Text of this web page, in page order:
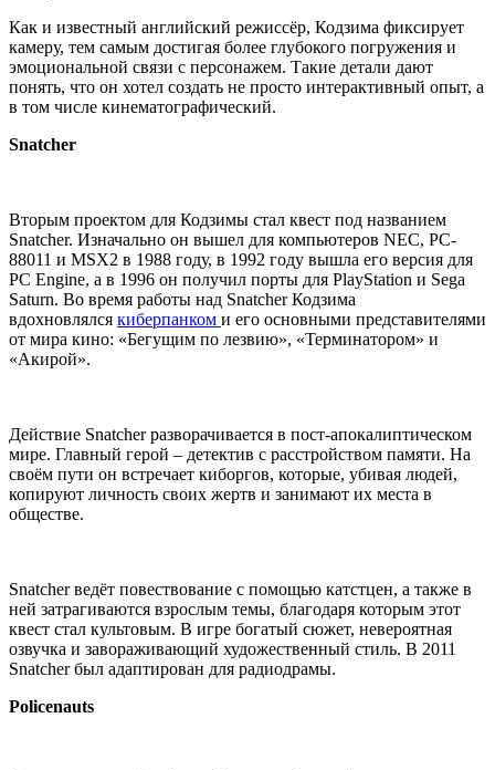
Как и известный английский режиссёр, Кодзима фиксирует
камеру, тем самым достигая более глубокого погружения и
эмоциональной связи с персонажем. Такие детали дают
понять, что он хотел создать не просто интерактивный опыт, а
в том числе кинематографический.
Snatcher
Вторым проектом для Кодзимы стал квест под названием
Snatcher. Изначально он вышел для компьютеров NEC, PC-
88011 и MSX2 в 1988 году, в 1992 году вышла его версия для
PC Engine, а в 1996 он получил порты для PlayStation и Sega
Saturn. Во время работы над Snatcher Кодзима
вдохновлялся киберпанком и его основными представителями
от мира кино: «Бегущим по лезвию», «Терминатором» и
«Акирой».
Действие Snatcher разворачивается в пост-апокалиптическом
мире. Главный герой – детектив с расстройством памяти. На
своём пути он встречает киборгов, которые, убивая людей,
копируют личность своих жертв и занимают их места в
обществе.
Snatcher ведёт повествование с помощью катстцен, а также в
ней затрагиваются взрослым темы, благодаря которым этот
квест стал культовым. В игре богатый сюжет, невероятная
озвучка и завораживающий художественный стиль. В 2011
Snatcher был адаптирован для радиодрамы.
Policenauts